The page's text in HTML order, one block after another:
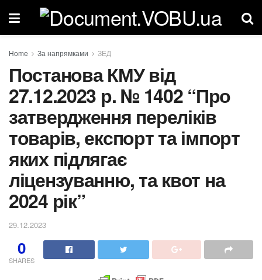
Home За напрямками ЗЕД
Постанова КМУ від
27.12.2023 р. № 1402 “Про
затвердження переліків
товарів, експорт та імпорт
яких підлягає
ліцензуванню, та квот на
2024 рік”
29.12.2023
0
SHARES